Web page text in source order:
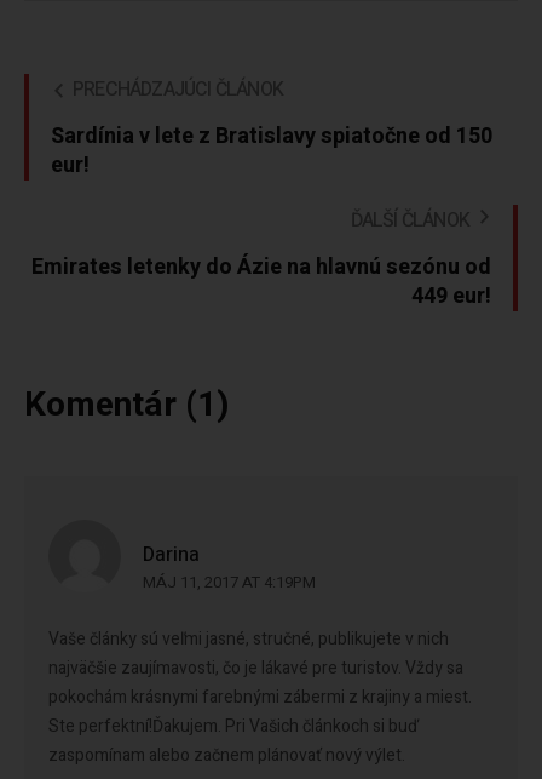
PRECHÁDZAJÚCI ČLÁNOK
Sardínia v lete z Bratislavy spiatočne od 150
eur!
ĎALŠÍ ČLÁNOK
Emirates letenky do Ázie na hlavnú sezónu od
449 eur!
Komentár (1)
Darina
MÁJ 11, 2017 AT 4:19PM
Vaše články sú veľmi jasné, stručné, publikujete v nich
najväčšie zaujímavosti, čo je lákavé pre turistov. Vždy sa
pokochám krásnymi farebnými zábermi z krajiny a miest.
Ste perfektní!Ďakujem. Pri Vašich článkoch si buď
zaspomínam alebo začnem plánovať nový výlet.